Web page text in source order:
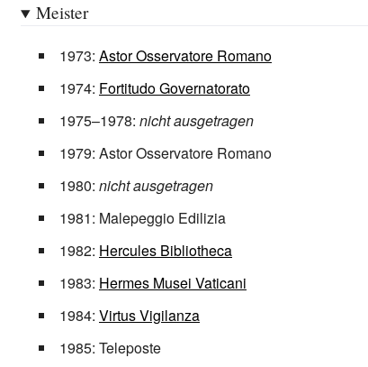
Meister
1973: Astor Osservatore Romano
1974: Fortitudo Governatorato
1975–1978: nicht ausgetragen
1979: Astor Osservatore Romano
1980: nicht ausgetragen
1981: Malepeggio Edilizia
1982: Hercules Bibliotheca
1983: Hermes Musei Vaticani
1984: Virtus Vigilanza
1985: Teleposte